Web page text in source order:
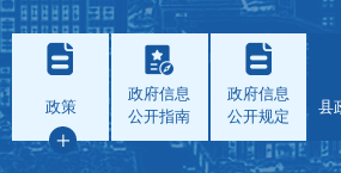
政策
政府信息
公开指南
政府信息
公开规定
县